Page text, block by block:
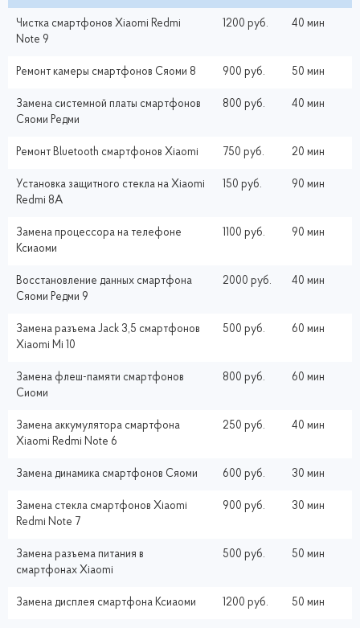
Чистка смартфонов Xiaomi Redmi
Note 9
1200 руб. 40 мин
Ремонт камеры смартфонов Сяоми 8 900 руб. 50 мин
Замена системной платы смартфонов
Сяоми Редми
800 руб. 40 мин
Ремонт Bluetooth смартфонов Xiaomi 750 руб. 20 мин
Установка защитного стекла на Xiaomi
Redmi 8A
150 руб. 90 мин
Замена процессора на телефоне
Ксиаоми
1100 руб. 90 мин
Восстановление данных смартфона
Сяоми Редми 9
2000 руб. 40 мин
Замена разъема Jack 3,5 смартфонов
Xiaomi Mi 10
500 руб. 60 мин
Замена флеш-памяти смартфонов
Сиоми
800 руб. 60 мин
Замена аккумулятора смартфона
Xiaomi Redmi Note 6
250 руб. 40 мин
Замена динамика смартфонов Сяоми 600 руб. 30 мин
Замена стекла смартфонов Xiaomi
Redmi Note 7
900 руб. 30 мин
Замена разъема питания в
смартфонах Xiaomi
500 руб. 50 мин
Замена дисплея смартфона Ксиаоми 1200 руб. 50 мин